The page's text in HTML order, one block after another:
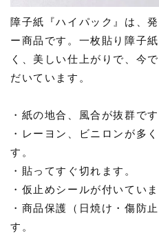
障子紙『ハイパック』は、
ー商品です。一枚貼り障子
く、美しい仕上がりで、今
だいています。
・紙の地合、風合が抜群です
・レーヨン、ビニロンが多
す。
・貼ってすぐ切れます。
・仮止めシールが付いていま
・商品保護（日焼け・傷防
す。